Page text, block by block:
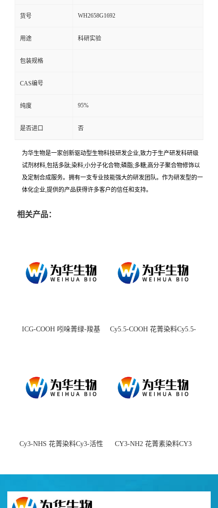
货号 WH2658G1692
用途 科研实验
包装规格
CAS编号
纯度 95%
是否进口 否
为华生物是一家创新驱动型生物科技研发企业,致力于生产研发科研级
试剂材料,包括多肽;染料;小分子化合物;磷脂;多糖;高分子聚合物修饰以
及定制合成服务。拥有一支专业技能强大的研发团队。作为研发型的一
体化企业,提供的产品获得许多客户的信任和支持。
相关产品：
ICG-COOH 吲哚菁绿-羧基
Cy5.5-COOH 花菁染料Cy5.5-
Cy3-NHS 花菁染料Cy3-活性
CY3-NH2 花菁素染料CY3